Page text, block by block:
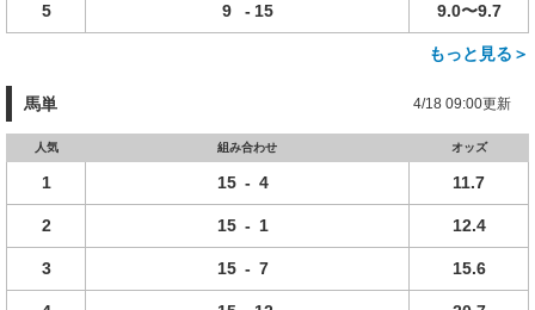
5 9 - 15 9.0〜9.7
もっと見る＞
馬単 4/18 09:00更新
人気 組み合わせ オッズ
1 15 - 4 11.7
2 15 - 1 12.4
3 15 - 7 15.6